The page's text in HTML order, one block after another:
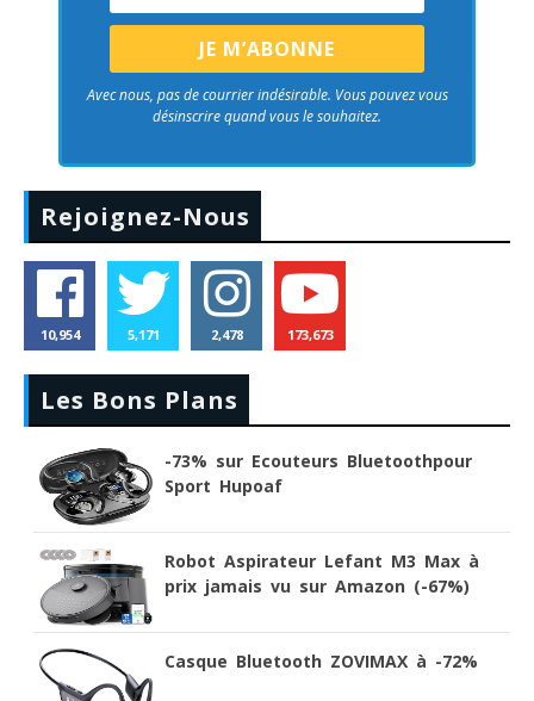
Avec nous, pas de courrier indésirable. Vous pouvez vous
désinscrire quand vous le souhaitez.
Rejoignez-Nous
10,954 5,171 2,478 173,673
Les Bons Plans
-73% sur Ecouteurs Bluetoothpour
Sport Hupoaf
Robot Aspirateur Lefant M3 Max à
prix jamais vu sur Amazon (-67%)
Casque Bluetooth ZOVIMAX à -72%